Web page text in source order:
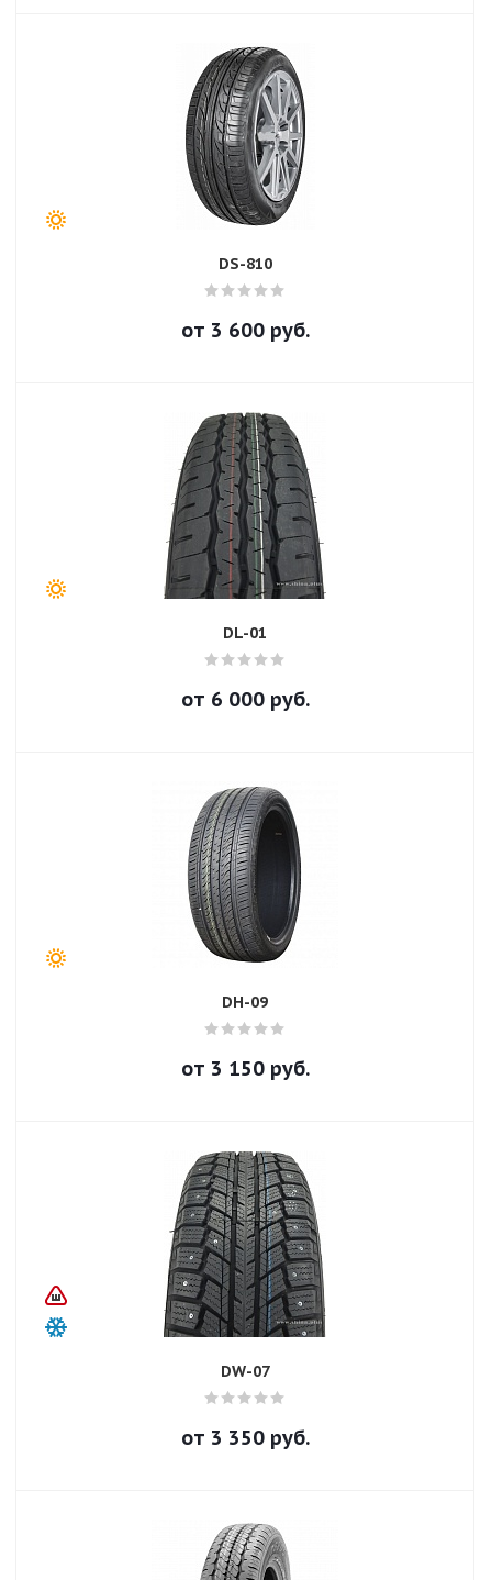
DS-810
от 3 600руб.
DL-01
от 6 000руб.
DH-09
от 3 150руб.
DW-07
от 3 350руб.